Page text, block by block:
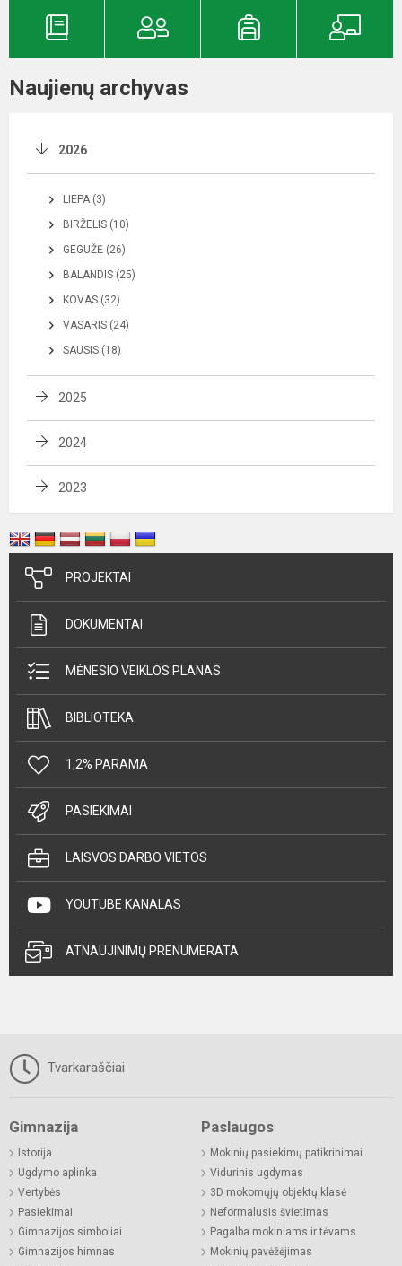
Naujienų archyvas
2026
LIEPA (3)
BIRŽELIS (10)
GEGUŽĖ (26)
BALANDIS (25)
KOVAS (32)
VASARIS (24)
SAUSIS (18)
2025
2024
2023
PROJEKTAI
DOKUMENTAI
MĖNESIO VEIKLOS PLANAS
BIBLIOTEKA
1,2% PARAMA
PASIEKIMAI
LAISVOS DARBO VIETOS
YOUTUBE KANALAS
ATNAUJINIMŲ PRENUMERATA
Tvarkaraščiai
Gimnazija
Istorija
Ugdymo aplinka
Vertybės
Pasiekimai
Gimnazijos simboliai
Gimnazijos himnas
Paslaugos
Mokinių pasiekimų patikrinimai
Vidurinis ugdymas
3D mokomųjų objektų klasė
Neformalusis švietimas
Pagalba mokiniams ir tėvams
Mokinių pavėžėjimas